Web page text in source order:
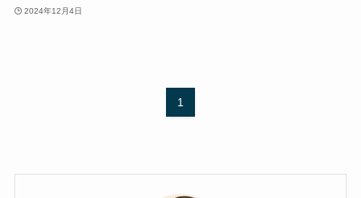
2024年12月4日
1